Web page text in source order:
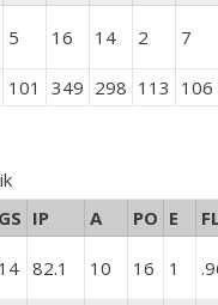
5 16 14 2 7
101 349 298 113 106
GS IP A PO E
14 82.1 10 16 1